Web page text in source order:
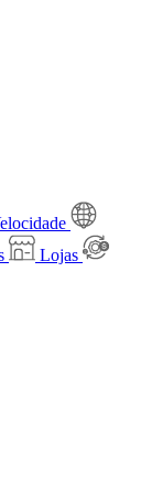
Lojas